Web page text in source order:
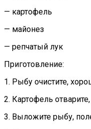
— картофель
— майонез
— репчатый лук
Приготовление:
1. Рыбу очистите,
2. Картофель
3. Выложите рыбу,